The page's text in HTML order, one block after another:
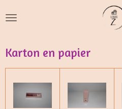
direct
de
hoofdinhoud
Karton en papier